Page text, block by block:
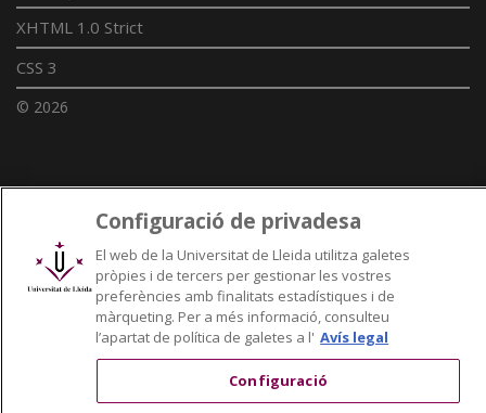
XHTML 1.0 Strict
CSS 3
© 2026
Enllaços UdL
Xarxes universitàries
Configuració de privadesa
El web de la Universitat de Lleida utilitza galetes
pròpies i de tercers per gestionar les vostres
preferències amb finalitats estadístiques i de
màrqueting. Per a més informació, consulteu
l’apartat de política de galetes a l' Avís legal
Configuració